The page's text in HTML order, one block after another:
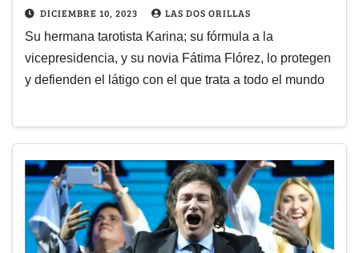
DICIEMBRE 10, 2023 LAS DOS ORILLAS
Su hermana tarotista Karina; su fórmula a la
vicepresidencia, y su novia Fátima Flórez, lo protegen
y defienden el látigo con el que trata a todo el mundo